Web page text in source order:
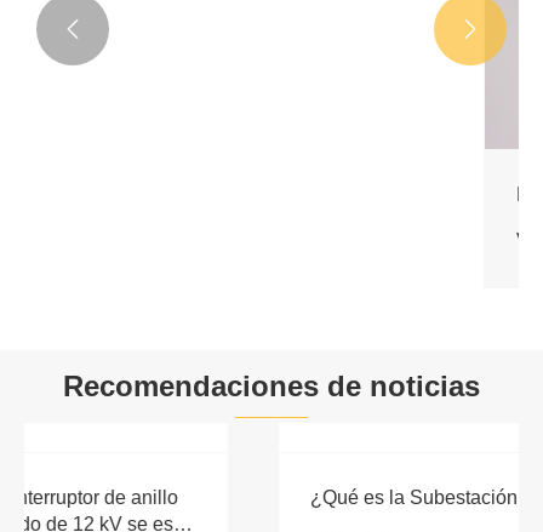
 
Recomendaciones de noticias
¿Por qué el equipo de interruptor de anillo
inflable totalmente aislado de 12 kV se está